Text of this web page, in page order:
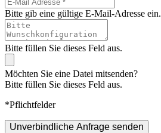
Bitte gib eine gültige E-Mail-Adresse ein.
Bitte füllen Sie dieses Feld aus.
Möchten Sie eine Datei mitsenden?
Bitte füllen Sie dieses Feld aus.
*Pflichtfelder
Unverbindliche Anfrage senden